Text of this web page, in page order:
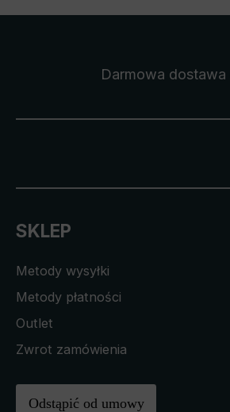
Darmowa dostawa
SKLEP
Metody wysyłki
Metody płatności
Outlet
Zwrot zamówienia
Odstąpić od umowy